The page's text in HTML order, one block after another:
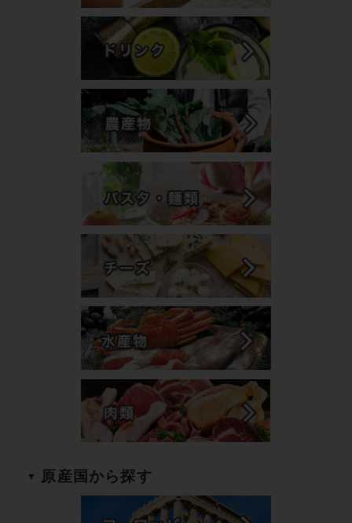
原産国から探す